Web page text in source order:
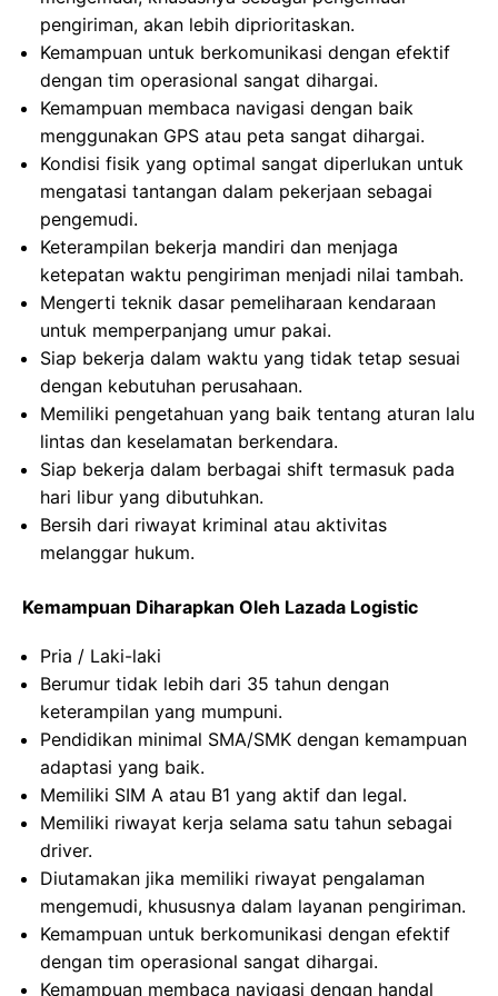
pengiriman, akan lebih diprioritaskan.
Kemampuan untuk berkomunikasi dengan efektif
dengan tim operasional sangat dihargai.
Kemampuan membaca navigasi dengan baik
menggunakan GPS atau peta sangat dihargai.
Kondisi fisik yang optimal sangat diperlukan untuk
mengatasi tantangan dalam pekerjaan sebagai
pengemudi.
Keterampilan bekerja mandiri dan menjaga
ketepatan waktu pengiriman menjadi nilai tambah.
Mengerti teknik dasar pemeliharaan kendaraan
untuk memperpanjang umur pakai.
Siap bekerja dalam waktu yang tidak tetap sesuai
dengan kebutuhan perusahaan.
Memiliki pengetahuan yang baik tentang aturan lalu
lintas dan keselamatan berkendara.
Siap bekerja dalam berbagai shift termasuk pada
hari libur yang dibutuhkan.
Bersih dari riwayat kriminal atau aktivitas
melanggar hukum.
Kemampuan Diharapkan Oleh Lazada Logistic
Pria / Laki-laki
Berumur tidak lebih dari 35 tahun dengan
keterampilan yang mumpuni.
Pendidikan minimal SMA/SMK dengan kemampuan
adaptasi yang baik.
Memiliki SIM A atau B1 yang aktif dan legal.
Memiliki riwayat kerja selama satu tahun sebagai
driver.
Diutamakan jika memiliki riwayat pengalaman
mengemudi, khususnya dalam layanan pengiriman.
Kemampuan untuk berkomunikasi dengan efektif
dengan tim operasional sangat dihargai.
Kemampuan membaca navigasi dengan handal